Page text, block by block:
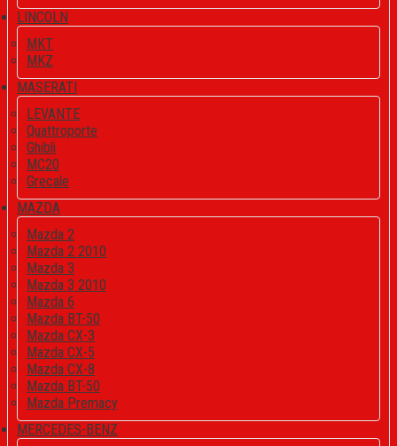
LINCOLN
MKT
MKZ
MASERATI
LEVANTE
Quattroporte
Ghibli
MC20
Grecale
MAZDA
Mazda 2
Mazda 2 2010
Mazda 3
Mazda 3 2010
Mazda 6
Mazda BT-50
Mazda CX-3
Mazda CX-5
Mazda CX-8
Mazda BT-50
Mazda Premacy
MERCEDES-BENZ